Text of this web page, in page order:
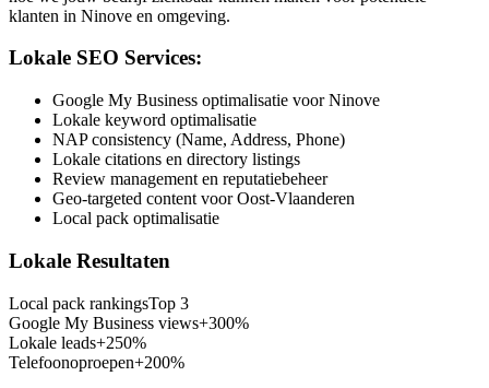
klanten in Ninove en omgeving.
Lokale SEO Services:
Google My Business optimalisatie voor Ninove
Lokale keyword optimalisatie
NAP consistency (Name, Address, Phone)
Lokale citations en directory listings
Review management en reputatiebeheer
Geo-targeted content voor Oost-Vlaanderen
Local pack optimalisatie
Lokale Resultaten
Local pack rankingsTop 3
Google My Business views+300%
Lokale leads+250%
Telefoonoproepen+200%